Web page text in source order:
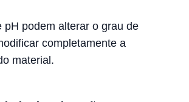
pH podem alterar o grau de
completamente a
material.